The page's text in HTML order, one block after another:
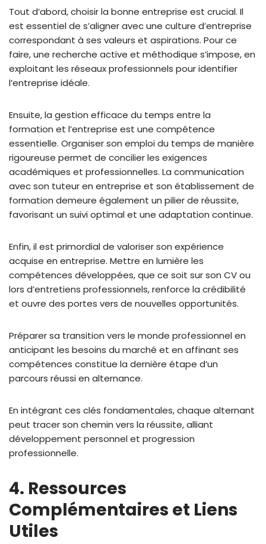
Tout d’abord, choisir la bonne entreprise est crucial. Il
est essentiel de s’aligner avec une culture d’entreprise
correspondant à ses valeurs et aspirations. Pour ce
faire, une recherche active et méthodique s’impose, en
exploitant les réseaux professionnels pour identifier
l’entreprise idéale.
Ensuite, la gestion efficace du temps entre la
formation et l’entreprise est une compétence
essentielle. Organiser son emploi du temps de manière
rigoureuse permet de concilier les exigences
académiques et professionnelles. La communication
avec son tuteur en entreprise et son établissement de
formation demeure également un pilier de réussite,
favorisant un suivi optimal et une adaptation continue.
Enfin, il est primordial de valoriser son expérience
acquise en entreprise. Mettre en lumière les
compétences développées, que ce soit sur son CV ou
lors d’entretiens professionnels, renforce la crédibilité
et ouvre des portes vers de nouvelles opportunités.
Préparer sa transition vers le monde professionnel en
anticipant les besoins du marché et en affinant ses
compétences constitue la dernière étape d’un
parcours réussi en alternance.
En intégrant ces clés fondamentales, chaque alternant
peut tracer son chemin vers la réussite, alliant
développement personnel et progression
professionnelle.
4. Ressources
Complémentaires et Liens
Utiles